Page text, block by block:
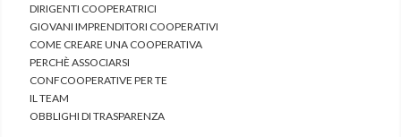
DIRIGENTI COOPERATRICI
GIOVANI IMPRENDITORI COOPERATIVI
COME CREARE UNA COOPERATIVA
PERCHÈ ASSOCIARSI
CONFCOOPERATIVE PER TE
IL TEAM
OBBLIGHI DI TRASPARENZA